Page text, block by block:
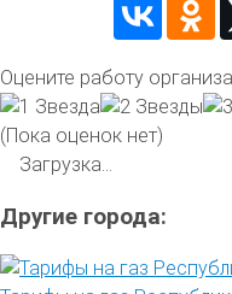
Оцените работу
(Пока оценок нет)
Загрузка...
Другие города: